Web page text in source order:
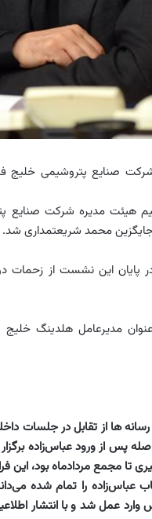
صنایع پتروشیمی خلیج
مدیره شرکت صنایع
محمد شریعتمداری شد.
پایان این نشست از زحمات
مدیرعامل هلدینگ
رسانه ها از تقابل در جلسات
پس از ورود عباس‌زاده
تا مجمع مردادماه بود، این
عمل شد و با انتشار